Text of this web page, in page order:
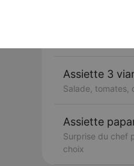
Assiette 3
Salade, tomates,
Assiette
Surprise du chef
choix